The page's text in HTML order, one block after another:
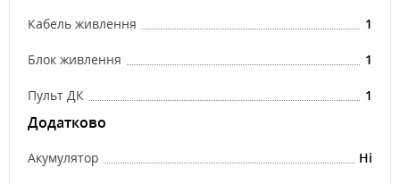
Кабель живлення 1
Блок живлення 1
Пульт ДК 1
Додатково
Акумулятор Ні